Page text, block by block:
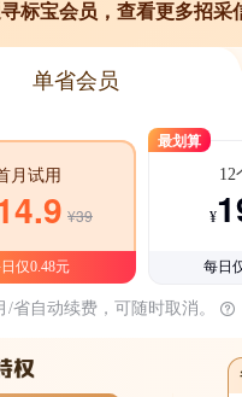
标宝会员，查看更多招采
单省会员
月试用
¥39
仅0.48元
最划算
12
¥
每日
/省自动续费，可随时取消。